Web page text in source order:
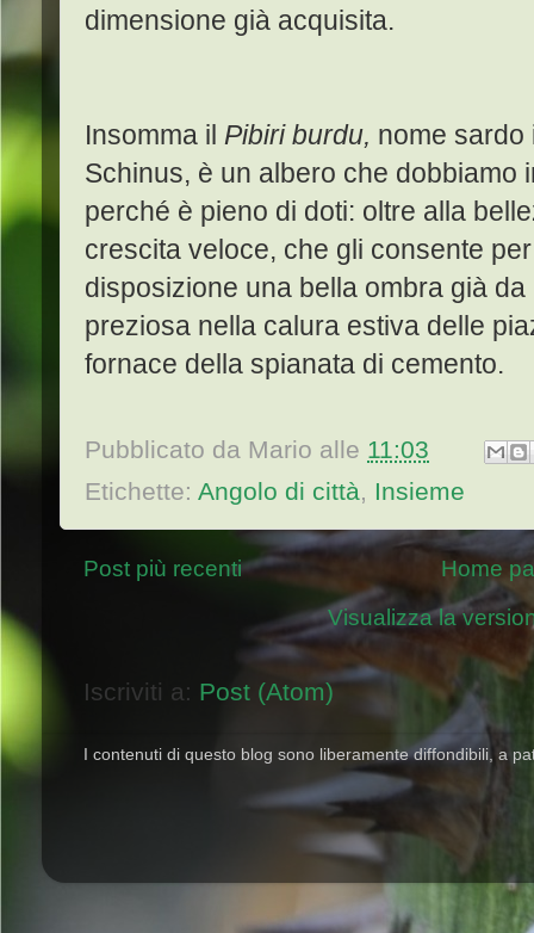
dimensione già acquisita.
Insomma il Pibiri burdu, nome sardo
Schinus, è un albero che dobbiamo
perché è pieno di doti: oltre alla
crescita veloce, che gli consente
disposizione una bella ombra già
preziosa nella calura estiva delle
fornace della spianata di cemento.
Pubblicato da Mario alle 11:03
Etichette: Angolo di città, Insieme
Post più recenti
Home
Visualizza la
Iscriviti a: Post (Atom)
I contenuti di questo blog sono liberamente diffondibili, a